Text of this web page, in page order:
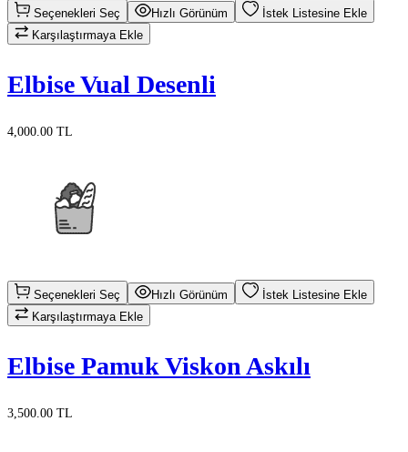
Seçenekleri Seç Hızlı Görünüm
İstek Listesine Ekle
Karşılaştırmaya Ekle
Elbise Vual Desenli
4,000.00 TL
Seçenekleri Seç Hızlı Görünüm
İstek Listesine Ekle
Karşılaştırmaya Ekle
Elbise Pamuk Viskon Askılı
3,500.00 TL